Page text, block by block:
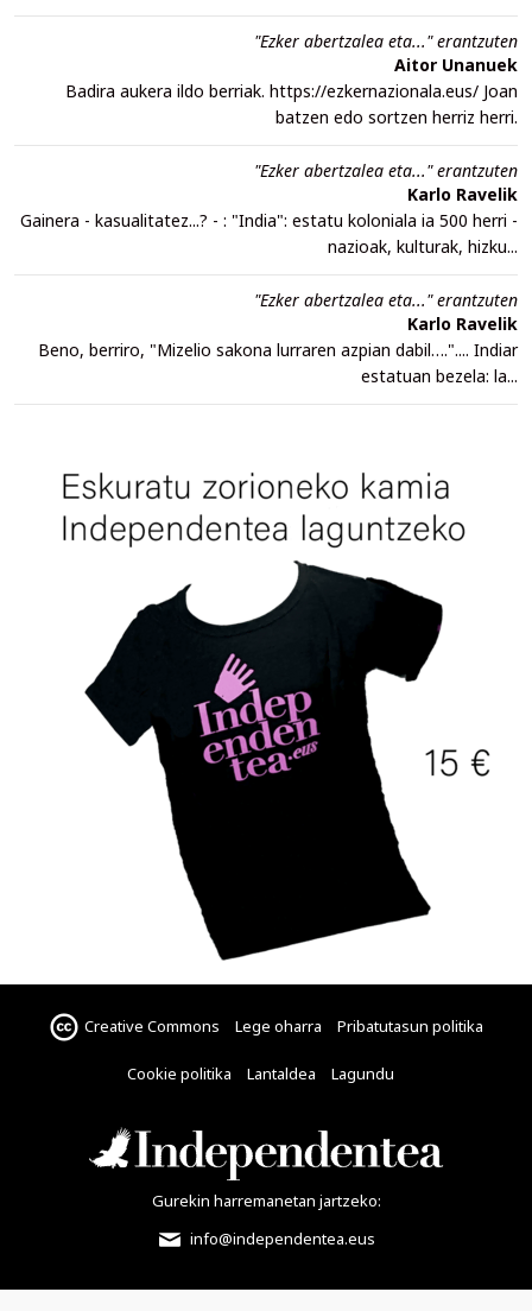
"Ezker abertzalea eta..." erantzuten
Aitor Unanuek
Badira aukera ildo berriak. https://ezkernazionala.eus/ Joan
batzen edo sortzen herriz herri.
"Ezker abertzalea eta..." erantzuten
Karlo Ravelik
Gainera - kasualitatez...? - : "India": estatu koloniala ia 500 herri -
nazioak, kulturak, hizku...
"Ezker abertzalea eta..." erantzuten
Karlo Ravelik
Beno, berriro, "Mizelio sakona lurraren azpian dabil….".... Indiar
estatuan bezela: la...
Creative Commons Lege oharra Pribatutasun politika
Cookie politika Lantaldea Lagundu
Gurekin harremanetan jartzeko:
info@independentea.eus